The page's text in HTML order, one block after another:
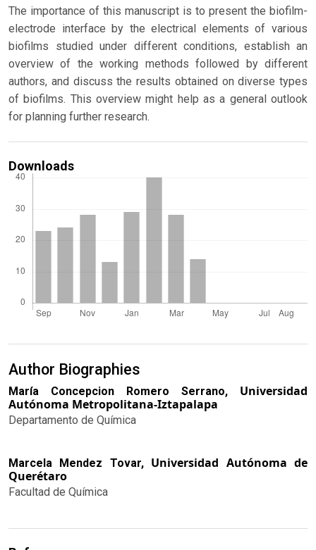
The importance of this manuscript is to present the biofilm-
electrode interface by the electrical elements of various
biofilms studied under different conditions, establish an
overview of the working methods followed by different
authors, and discuss the results obtained on diverse types
of biofilms. This overview might help as a general outlook
for planning further research.
Downloads
Author Biographies
María Concepcion Romero Serrano, Universidad
Autónoma Metropolitana-Iztapalapa
Departamento de Química
Marcela Mendez Tovar, Universidad Autónoma de
Querétaro
Facultad de Química